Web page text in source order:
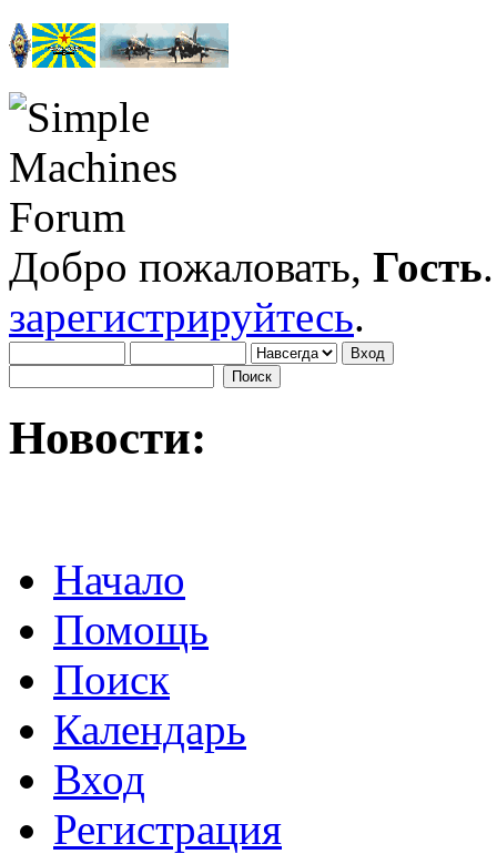
Добро пожаловать, Гость
зарегистрируйтесь.
Новости:
Начало
Помощь
Поиск
Календарь
Вход
Регистрация